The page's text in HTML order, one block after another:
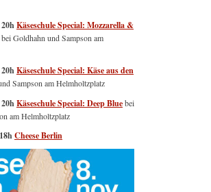
Käseschule Special: Mozzarella &
bei Goldhahn und Sampson am
20hKäseschule Special: Käse aus den
Sampson am Helmholtzplatz
Käseschule Special: Deep Bluebei
am Helmholtzplatz
Cheese Berlin